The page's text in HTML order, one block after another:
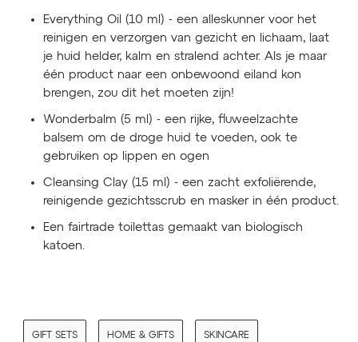
Everything Oil (10 ml) - een alleskunner voor het
reinigen en verzorgen van gezicht en lichaam, laat
je huid helder, kalm en stralend achter. Als je maar
één product naar een onbewoond eiland kon
brengen, zou dit het moeten zijn!
Wonderbalm (5 ml) - een rijke, fluweelzachte
balsem om de droge huid te voeden, ook te
gebruiken op lippen en ogen
Cleansing Clay (15 ml) - een zacht exfoliërende,
reinigende gezichtsscrub en masker in één product.
Een fairtrade toilettas gemaakt van biologisch
katoen.
GIFT SETS HOME & GIFTS SKINCARE